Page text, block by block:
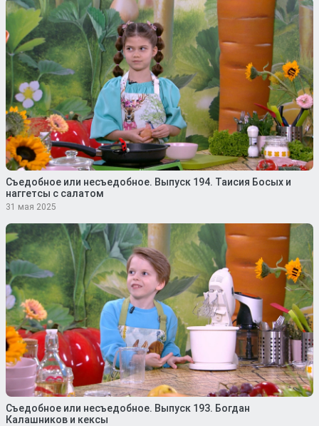
Съедобное или несъедобное. Выпуск 194. Таисия Босых и
наггетсы с салатом
31 мая 2025
Съедобное или несъедобное. Выпуск 193. Богдан
Калашников и кексы